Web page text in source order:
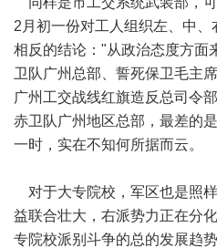
2月初一份对工人组织左、中
相反的结论："从政治态度方面
卫队广州总部、誓死保卫毛主
广州工交战线红旗造反总司令
赤卫队广州地区总部，最差的
一时，实在不知何所据而云。
对于大专院校，军区也是照
益联合壮大，右派势力正在分
专院校派别斗争的总的发展趋